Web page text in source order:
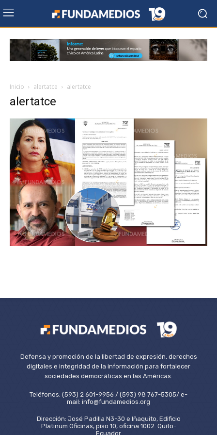
Inicio alertatce alertatce
alertatce
Defensa y promoción de la libertad de expresión, derechos
digitales e integridad de la información para fortalecer
sociedades democráticas en las Américas.
Teléfonos: (593) 2 601-9956 / (593) 98 767-5305/ e-
mail: info@fundamedios.org
Dirección: José Padilla N3-30 e Iñaquito, Edificio
Platinum Oficinas, piso 10, oficina 1002. Quito-
Ecuador